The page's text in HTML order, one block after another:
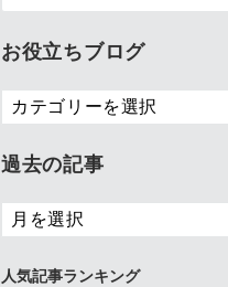
お役立ちブログ
お
役
ち
グ
過去の記事
過
去
記
人気記事ランキング